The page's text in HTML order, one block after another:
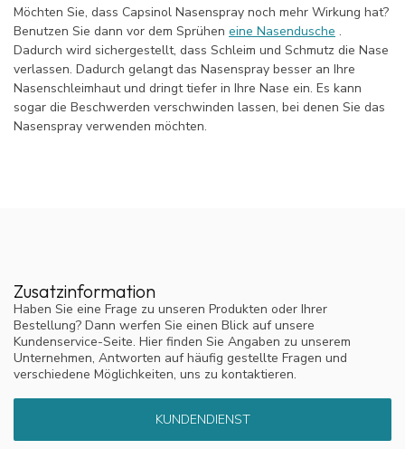
Möchten Sie, dass Capsinol Nasenspray noch mehr Wirkung hat?
Benutzen Sie dann vor dem Sprühen eine Nasendusche .
Dadurch wird sichergestellt, dass Schleim und Schmutz die Nase
verlassen. Dadurch gelangt das Nasenspray besser an Ihre
Nasenschleimhaut und dringt tiefer in Ihre Nase ein. Es kann
sogar die Beschwerden verschwinden lassen, bei denen Sie das
Nasenspray verwenden möchten.
Zusatzinformation
Haben Sie eine Frage zu unseren Produkten oder Ihrer
Bestellung? Dann werfen Sie einen Blick auf unsere
Kundenservice-Seite. Hier finden Sie Angaben zu unserem
Unternehmen, Antworten auf häufig gestellte Fragen und
verschiedene Möglichkeiten, uns zu kontaktieren.
KUNDENDIENST